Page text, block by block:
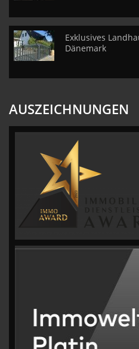
Exklusives
Dänemark
AUSZEICHNUNGEN